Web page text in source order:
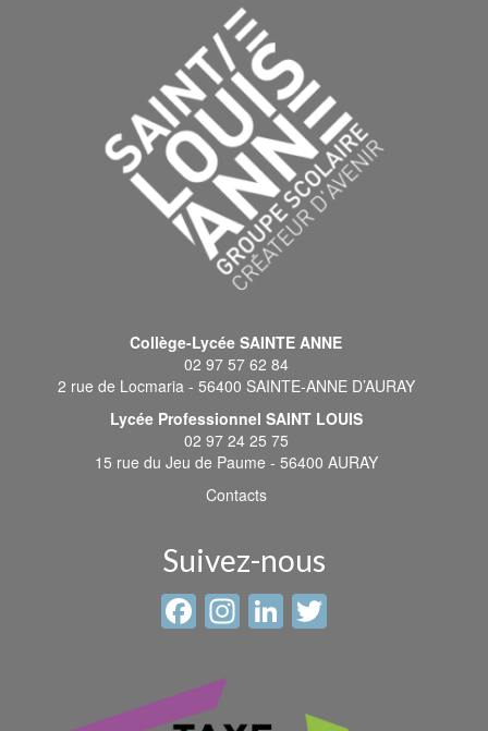
Collège-Lycée SAINTE ANNE
02 97 57 62 84
2 rue de Locmaria - 56400 SAINTE-ANNE D’AURAY
Lycée Professionnel SAINT LOUIS
02 97 24 25 75
15 rue du Jeu de Paume - 56400 AURAY
Contacts
Suivez-nous
Facebook
Instagram
LinkedIn